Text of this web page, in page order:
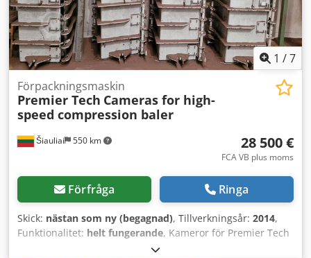
1 /7
Šiauliai 550 km
Förpackningsmaskin
Premier Tech Cameras for high-
speed compression baler
28 500 €
FCA VB plus moms
Förfråga Ringa
Skick: nästan som ny (begagnad), Tillverkningsår: 2014,
Funktionalitet: helt fungerande, Kameror för Premier Tech
högfartspress för balar. Använda mycket lite, som nya. Kan